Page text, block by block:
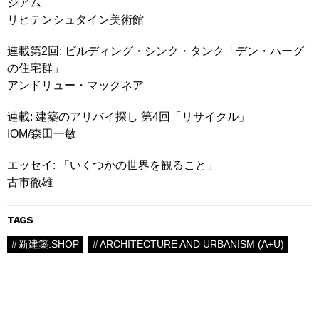
リヒテンシュタイン美術館
連載第2回: ビルディング・シンク・タンク「デン・ハーグ
の住宅群」
アンドリュー・マックネア
連載: 建築のアリバイ探し 第4回「リサイクル」
IOM/森田一敏
エッセイ: 「いくつかの世界を観ること」
古市徹雄
TAGS
新建築.SHOP ARCHITECTURE AND URBANISM (A+U)